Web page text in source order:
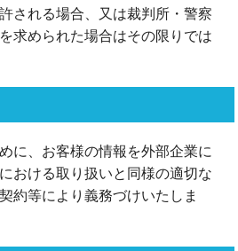
される場合、又は裁判所・警察
求められた場合はその限りでは
に、お客様の情報を外部企業に
おける取り扱いと同様の適切な
約等により義務づけいたしま